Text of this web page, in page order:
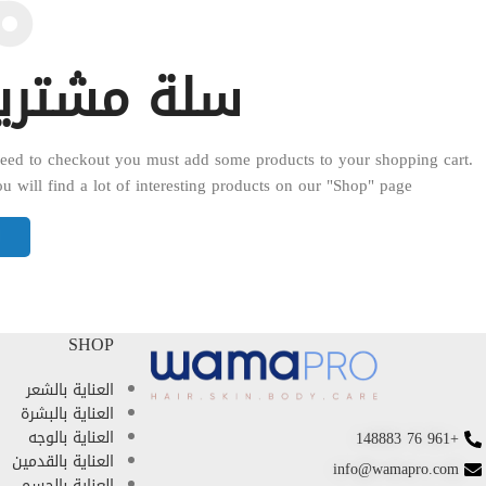
سلة
to checkout you must add some products to your shopping cart.
will find a lot of interesting products on our "Shop" page.
+961 76 148883
info@wamapro.com
SHOP
العناية بالشعر
العناية بالبشرة
العناية بالوجه
العناية بالقدمين